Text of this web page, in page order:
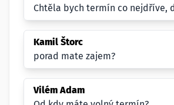
Chtěla bych termín co nejdříve,
Kamil Štorc
porad mate zajem?
Vilém Adam